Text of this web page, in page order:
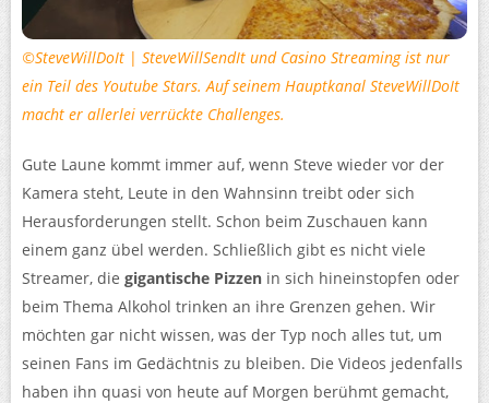
©SteveWillDoIt | SteveWillSendIt und Casino Streaming ist nur
ein Teil des Youtube Stars. Auf seinem Hauptkanal SteveWillDoIt
macht er allerlei verrückte Challenges.
Gute Laune kommt immer auf, wenn Steve wieder vor der
Kamera steht, Leute in den Wahnsinn treibt oder sich
Herausforderungen stellt. Schon beim Zuschauen kann
einem ganz übel werden. Schließlich gibt es nicht viele
Streamer, die gigantische Pizzen in sich hineinstopfen oder
beim Thema Alkohol trinken an ihre Grenzen gehen. Wir
möchten gar nicht wissen, was der Typ noch alles tut, um
seinen Fans im Gedächtnis zu bleiben. Die Videos jedenfalls
haben ihn quasi von heute auf Morgen berühmt gemacht,